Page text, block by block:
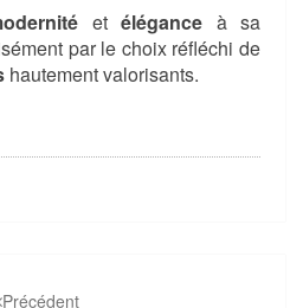
et élégance à sa
par le choix réfléchi de
hautement valorisants.
Précédent